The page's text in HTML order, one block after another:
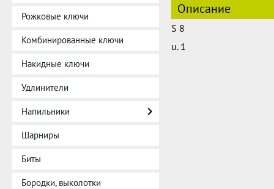
Рожковые ключи
Комбинированные ключи
Накидные ключи
Удлинители
Напильники
Шарниры
Биты
Бородки, выколотки
Описание
S 8
u. 1